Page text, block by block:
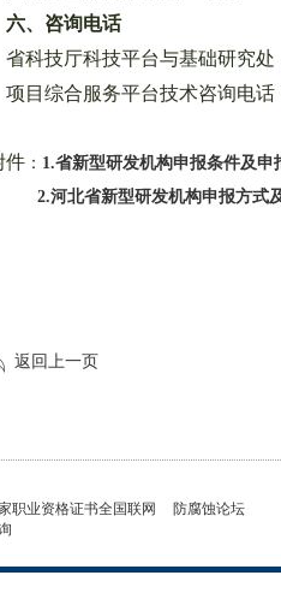
六、咨询电话
省科技厅科技平台与基础研究
项目综合服务平台技术咨询电话
： 1.省新型研发机构申报条件及申
2.河北省新型研发机构申报方式
返回上一页
职业资格证书全国联网
防腐蚀论坛